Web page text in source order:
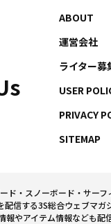
ABOUT
運営会社
ライター募
USER
PRIVACY
SITEMAP
ド・スノーボード・サー
信する3S総合ウェブマガ
報やアイテム情報なども配